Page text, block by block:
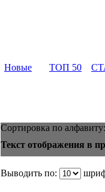
Новые ТОП 50
Сортировка по алфавиту:
Текст отображения в
Выводить по: